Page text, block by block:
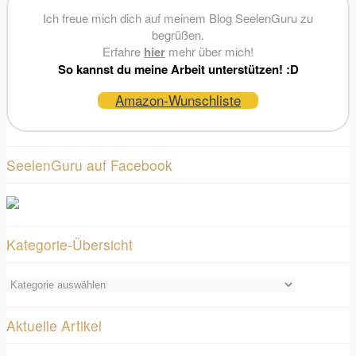
Ich freue mich dich auf meinem Blog SeelenGuru zu
begrüßen.
Erfahre hier mehr über mich!
So kannst du meine Arbeit unterstützen! :D
Amazon-Wunschliste
SeelenGuru auf Facebook
Kategorie-Übersicht
Kategorie-
Aktuelle Artikel